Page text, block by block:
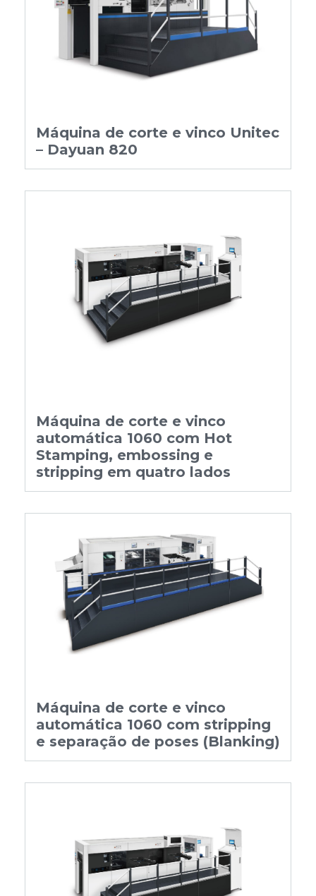
Máquina de corte e vinco Unitec
– Dayuan 820
Máquina de corte e vinco
automática 1060 com Hot
Stamping, embossing e
stripping em quatro lados
Máquina de corte e vinco
automática 1060 com stripping
e separação de poses (Blanking)